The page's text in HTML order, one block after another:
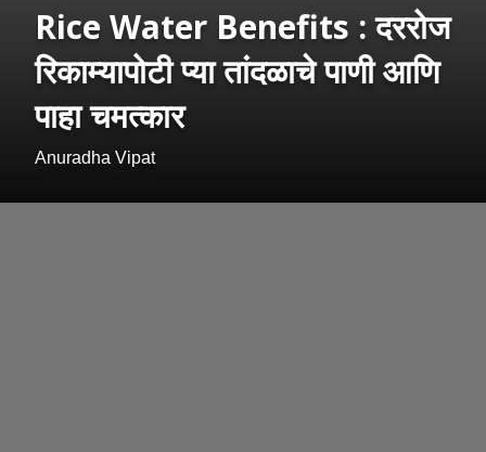
Rice Water Benefits : दररोज
रिकाम्यापोटी प्या तांदळाचे पाणी आणि
पाहा चमत्कार
Anuradha Vipat